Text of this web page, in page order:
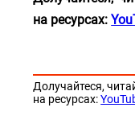
на ресурсах:
Долучайтеся,
на ресурсах: